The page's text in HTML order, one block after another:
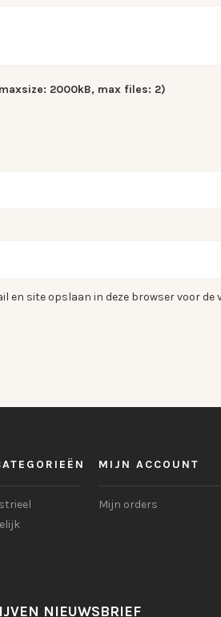
2000kB, max files: 2)
en site opslaan in deze browser voor
MIJN ACCOUNT
Mijn orders
NIEUWSBRIEF